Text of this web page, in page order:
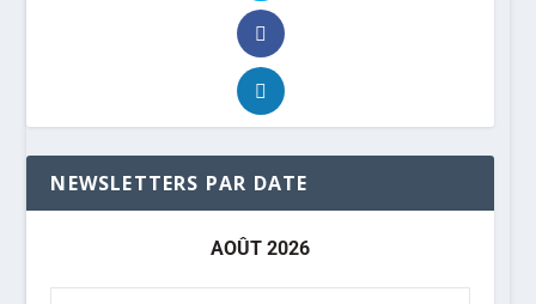
NEWSLETTERS PAR DATE
AOÛT 2026